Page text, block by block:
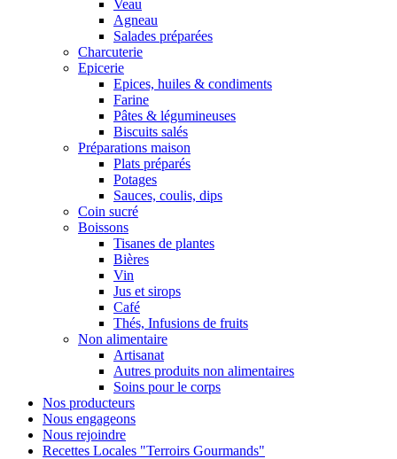
Veau
Agneau
Salades préparées
Charcuterie
Epicerie
Epices, huiles & condiments
Farine
Pâtes & légumineuses
Biscuits salés
Préparations maison
Plats préparés
Potages
Sauces, coulis, dips
Coin sucré
Boissons
Tisanes de plantes
Bières
Vin
Jus et sirops
Café
Thés, Infusions de fruits
Non alimentaire
Artisanat
Autres produits non alimentaires
Soins pour le corps
Nos producteurs
Nous engageons
Nous rejoindre
Recettes Locales "Terroirs Gourmands"